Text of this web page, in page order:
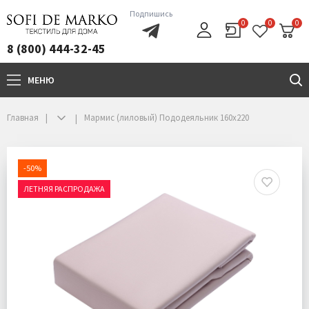
8 (800) 444-32-45
Подпишись
0 0 0
МЕНЮ
Главная Мармис (лиловый) Пододеяльник 160х220
-50%
ЛЕТНЯЯ РАСПРОДАЖА